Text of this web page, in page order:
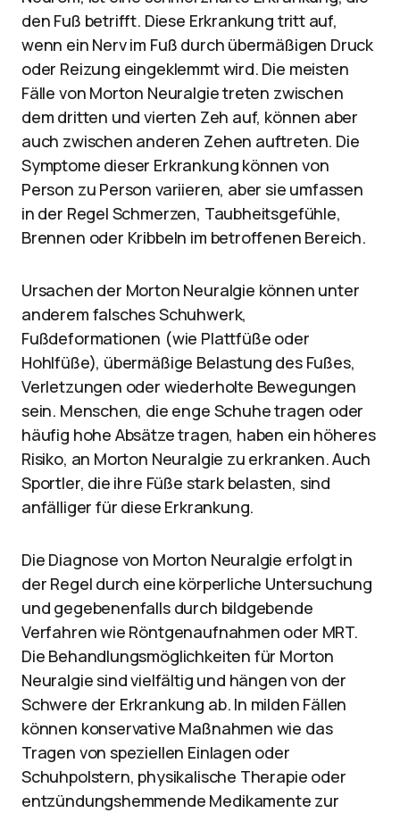
den Fuß betrifft. Diese Erkrankung tritt auf,
wenn ein Nerv im Fuß durch übermäßigen Druck
oder Reizung eingeklemmt wird. Die meisten
Fälle von Morton Neuralgie treten zwischen
dem dritten und vierten Zeh auf, können aber
auch zwischen anderen Zehen auftreten. Die
Symptome dieser Erkrankung können von
Person zu Person variieren, aber sie umfassen
in der Regel Schmerzen, Taubheitsgefühle,
Brennen oder Kribbeln im betroffenen Bereich.
Ursachen der Morton Neuralgie können unter
anderem falsches Schuhwerk,
Fußdeformationen (wie Plattfüße oder
Hohlfüße), übermäßige Belastung des Fußes,
Verletzungen oder wiederholte Bewegungen
sein. Menschen, die enge Schuhe tragen oder
häufig hohe Absätze tragen, haben ein höheres
Risiko, an Morton Neuralgie zu erkranken. Auch
Sportler, die ihre Füße stark belasten, sind
anfälliger für diese Erkrankung.
Die Diagnose von Morton Neuralgie erfolgt in
der Regel durch eine körperliche Untersuchung
und gegebenenfalls durch bildgebende
Verfahren wie Röntgenaufnahmen oder MRT.
Die Behandlungsmöglichkeiten für Morton
Neuralgie sind vielfältig und hängen von der
Schwere der Erkrankung ab. In milden Fällen
können konservative Maßnahmen wie das
Tragen von speziellen Einlagen oder
Schuhpolstern, physikalische Therapie oder
entzündungshemmende Medikamente zur